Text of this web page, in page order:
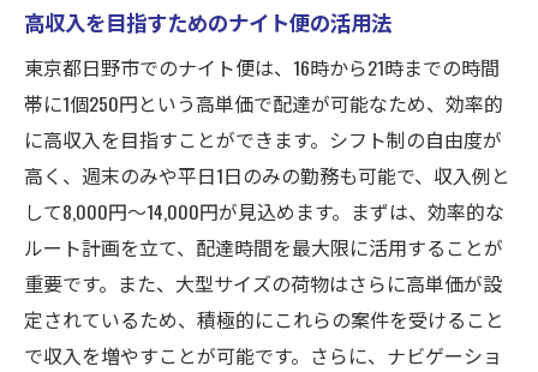
高収入を目指すためのナイト便の活用法
東京都日野市でのナイト便は、16時から21時までの時間
帯に1個250円という高単価で配達が可能なため、効率的
に高収入を目指すことができます。シフト制の自由度が
高く、週末のみや平日1日のみの勤務も可能で、収入例と
して8,000円〜14,000円が見込めます。まずは、効率的な
ルート計画を立て、配達時間を最大限に活用することが
重要です。また、大型サイズの荷物はさらに高単価が設
定されているため、積極的にこれらの案件を受けること
で収入を増やすことが可能です。さらに、ナビゲーショ